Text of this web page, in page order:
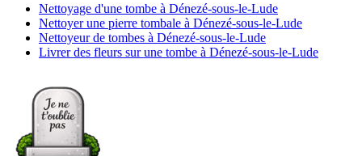
Nettoyage d'une tombe à Dénezé-sous-le-Lude
Nettoyer une pierre tombale à Dénezé-sous-le-Lude
Nettoyeur de tombes à Dénezé-sous-le-Lude
Livrer des fleurs sur une tombe à Dénezé-sous-le-Lude